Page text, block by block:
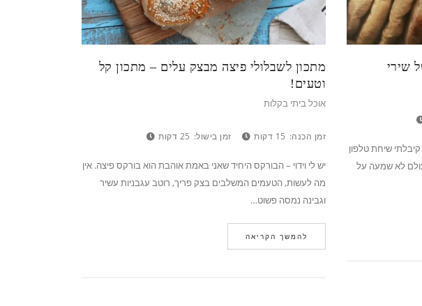
מתכון לשבלולי פיצה מבצק עלים – מתכון קל
וטעים!
אוכל ביתי בקלות
זמן הכנה: 15 דקות זמן בישול: 25 דקות
יש לי וידוי – הבורקס היחיד שאני באמת אוהבת הוא בורקס פיצה. אין
מה לעשות, הטעמים המשלבים בצק פריך, רוטב עגבניות עשיר
וגבינה נמסה פשוט…
להמשך הקריאה
שירי
שיחת טלפון
לא שמעה על